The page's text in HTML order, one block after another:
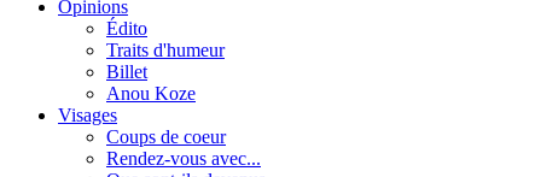
Opinions
Édito
Traits d'humeur
Billet
Anou Koze
Visages
Coups de coeur
Rendez-vous avec...